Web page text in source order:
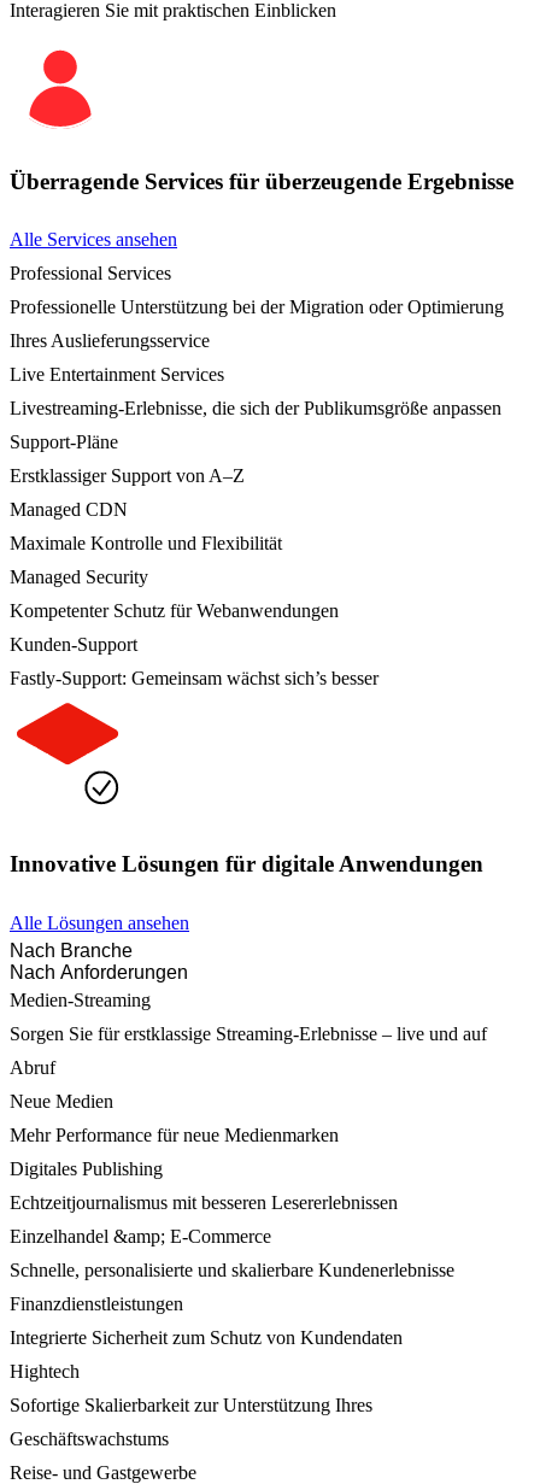
Interagieren Sie mit praktischen Einblicken
Überragende Services für überzeugende Ergebnisse
Alle Services ansehen
Professional Services
Professionelle Unterstützung bei der Migration oder Optimierung
Ihres Auslieferungsservice
Live Entertainment Services
Livestreaming-Erlebnisse, die sich der Publikumsgröße anpassen
Support-Pläne
Erstklassiger Support von A–Z
Managed CDN
Maximale Kontrolle und Flexibilität
Managed Security
Kompetenter Schutz für Webanwendungen
Kunden-Support
Fastly-Support: Gemeinsam wächst sich’s besser
Innovative Lösungen für digitale Anwendungen
Alle Lösungen ansehen
Nach Branche
Nach Anforderungen
Medien-Streaming
Sorgen Sie für erstklassige Streaming-Erlebnisse – live und auf
Abruf
Neue Medien
Mehr Performance für neue Medienmarken
Digitales Publishing
Echtzeitjournalismus mit besseren Lesererlebnissen
Einzelhandel &amp; E-Commerce
Schnelle, personalisierte und skalierbare Kundenerlebnisse
Finanzdienstleistungen
Integrierte Sicherheit zum Schutz von Kundendaten
Hightech
Sofortige Skalierbarkeit zur Unterstützung Ihres
Geschäftswachstums
Reise- und Gastgewerbe